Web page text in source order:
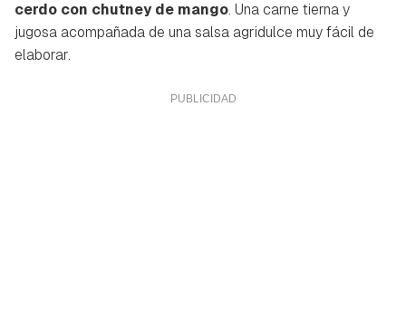
cerdo con chutney de mango. Una carne tierna y
jugosa acompañada de una salsa agridulce muy fácil de
elaborar.